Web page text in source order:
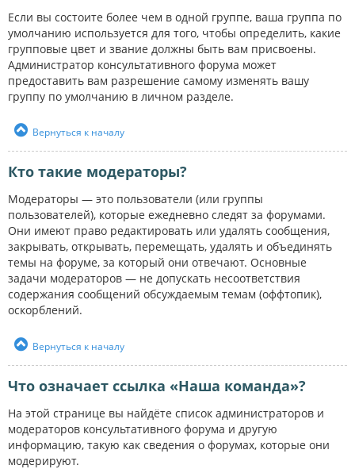
Если вы состоите более чем в одной группе, ваша группа по
умолчанию используется для того, чтобы определить, какие
групповые цвет и звание должны быть вам присвоены.
Администратор консультативного форума может
предоставить вам разрешение самому изменять вашу
группу по умолчанию в личном разделе.
Вернуться к началу
Кто такие модераторы?
Модераторы — это пользователи (или группы
пользователей), которые ежедневно следят за форумами.
Они имеют право редактировать или удалять сообщения,
закрывать, открывать, перемещать, удалять и объединять
темы на форуме, за который они отвечают. Основные
задачи модераторов — не допускать несоответствия
содержания сообщений обсуждаемым темам (оффтопик),
оскорблений.
Вернуться к началу
Что означает ссылка «Наша команда»?
На этой странице вы найдёте список администраторов и
модераторов консультативного форума и другую
информацию, такую как сведения о форумах, которые они
модерируют.